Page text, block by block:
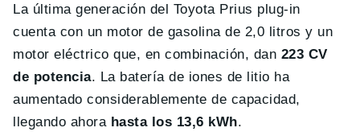
La última generación del Toyota Prius plug-in
cuenta con un motor de gasolina de 2,0 litros y un
motor eléctrico que, en combinación, dan 223 CV
de potencia. La batería de iones de litio ha
aumentado considerablemente de capacidad,
llegando ahora hasta los 13,6 kWh.